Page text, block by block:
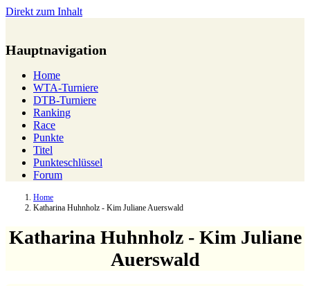
Direkt zum Inhalt
Hauptnavigation
Home
WTA-Turniere
DTB-Turniere
Ranking
Race
Punkte
Titel
Punkteschlüssel
Forum
Home
Katharina Huhnholz - Kim Juliane Auerswald
Katharina Huhnholz - Kim Juliane
Auerswald